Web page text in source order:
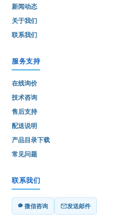
新闻动态
关于我们
联系我们
服务支持
在线询价
技术咨询
售后支持
配送说明
产品目录下载
常见问题
联系我们
微信咨询 发送邮件